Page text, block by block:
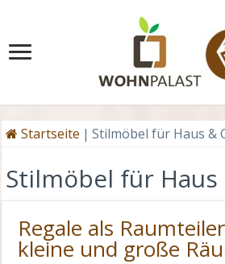
Startseite | Stilmöbel für Haus &
Stilmöbel für
Regale als
kleine und große